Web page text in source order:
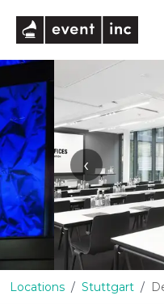
‹
Locations Stuttgart